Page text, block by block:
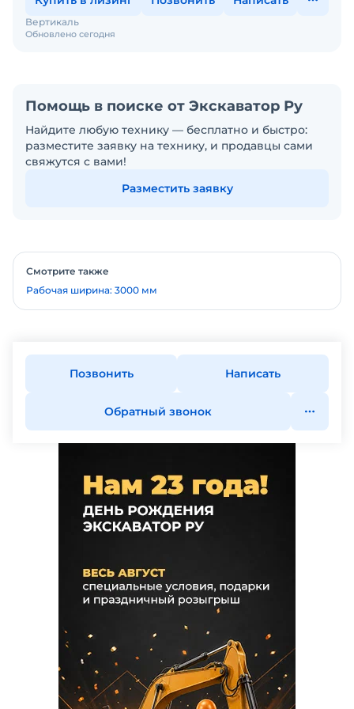
Обновлено сегодня
Вертикаль
Помощь в поиске от Экскаватор Ру
Найдите любую технику — бесплатно и быстро:
разместите заявку на технику, и продавцы сами
свяжутся с вами!
Разместить заявку
Смотрите также
Рабочая ширина: 3000 мм
Позвонить Написать
Обратный звонок